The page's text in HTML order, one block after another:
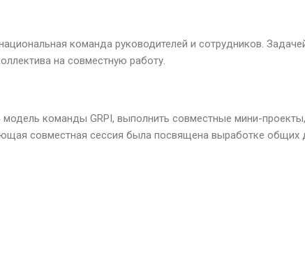
команда руководителей и сотрудников.
на совместную работу.
команды GRPI, выполнить совместные мини-
совместная сессия была посвящена выработке общих